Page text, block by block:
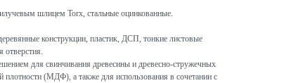
шлицем Torx, стальные оцинкованные.
конструкции, пластик, ДСП, тонкие листовые
отверстия.
для свинчивания древесины и древесно-стружечных
плотности (МДФ), а также для использования в сочетании с